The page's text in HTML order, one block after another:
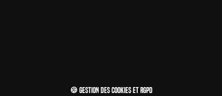
🍪 Gestion des cookies et RGPD